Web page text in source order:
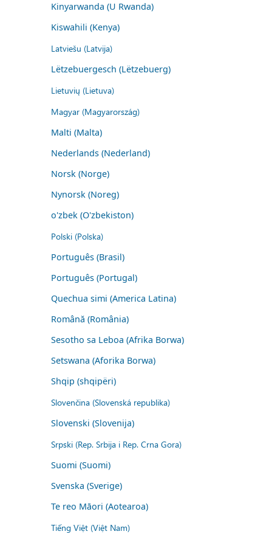
Kinyarwanda (U Rwanda)
Kiswahili (Kenya)
Latviešu (Latvija)
Lëtzebuergesch (Lëtzebuerg)
Lietuvių (Lietuva)
Magyar (Magyarország)
Malti (Malta)
Nederlands (Nederland)
Norsk (Norge)
Nynorsk (Noreg)
o'zbek (O'zbekiston)
Polski (Polska)
Português (Brasil)
Português (Portugal)
Quechua simi (America Latina)
Română (România)
Sesotho sa Leboa (Afrika Borwa)
Setswana (Aforika Borwa)
Shqip (shqipëri)
Slovenčina (Slovenská republika)
Slovenski (Slovenija)
Srpski (Rep. Srbija i Rep. Crna Gora)
Suomi (Suomi)
Svenska (Sverige)
Te reo Māori (Aotearoa)
Tiếng Việt (Việt Nam)